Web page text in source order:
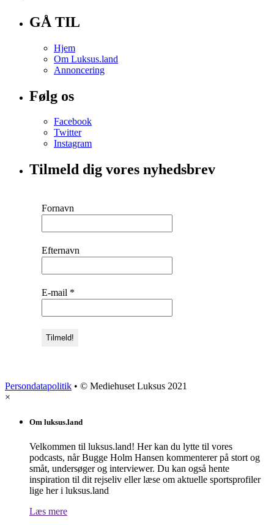
GÅ TIL
Hjem
Om Luksus.land
Annoncering
Følg os
Facebook
Twitter
Instagram
Tilmeld dig vores nyhedsbrev
Fornavn
Efternavn
E-mail *
Persondatapolitik • © Mediehuset Luksus 2021
×
Om luksus.land
Velkommen til luksus.land! Her kan du lytte til vores
podcasts, når Bugge Holm Hansen kommenterer på stort og
småt, undersøger og interviewer. Du kan også hente
inspiration til dit rejseliv eller læse om aktuelle sportsprofiler
lige her i luksus.land
Læs mere